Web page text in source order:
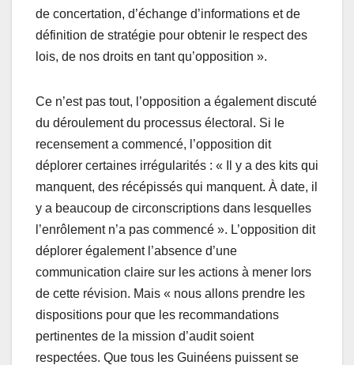
de concertation, d’échange d’informations et de
définition de stratégie pour obtenir le respect des
lois, de nos droits en tant qu’opposition ».
Ce n’est pas tout, l’opposition a également discuté
du déroulement du processus électoral. Si le
recensement a commencé, l’opposition dit
déplorer certaines irrégularités : « Il y a des kits qui
manquent, des récépissés qui manquent. À date, il
y a beaucoup de circonscriptions dans lesquelles
l’enrôlement n’a pas commencé ». L’opposition dit
déplorer également l’absence d’une
communication claire sur les actions à mener lors
de cette révision. Mais « nous allons prendre les
dispositions pour que les recommandations
pertinentes de la mission d’audit soient
respectées. Que tous les Guinéens puissent se